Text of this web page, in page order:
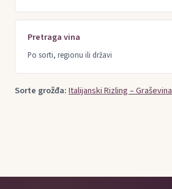
Pretraga vina
Po sorti, regionu ili državi
Sorte grožđa:Italijanski Rizling – Graševina